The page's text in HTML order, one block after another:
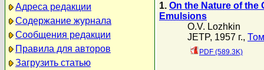
Адреса редакции
Содержание журнала
Сообщения редакции
Правила для авторов
Загрузить статью
1. On the Nature of the
Emulsions
O.V. Lozhkin
JETP, 1957 г.,
PDF (589.3K)